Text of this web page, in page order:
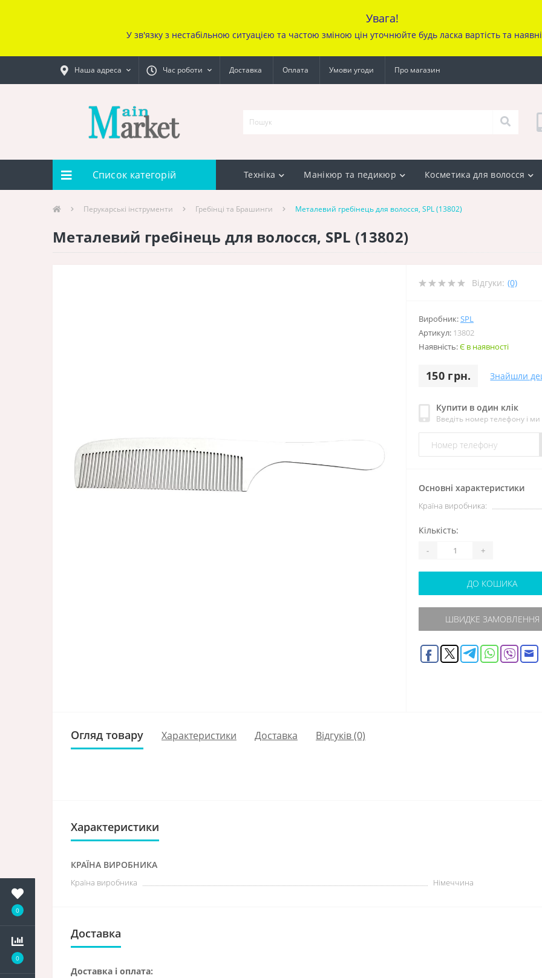
0
0
Увага!
У зв'язку з нестабільною ситуацією та частою зміною цін уточнюйте будь ласка вартість та
Наша адреса Час роботи Доставка Оплата Умови угоди Про магазин
Список категорій Техніка Манікюр та педикюр Косметика для волосся
Перукарcькі інструменти Гребінці та Брашинги Металевий гребінець для волосся, SPL (13802)
Металевий гребінець для волосся, SPL (13802)
Відгуки: (0)
Виробник:SPL
Артикул: 13802
Наявність:Є в наявності
150 грн. Знайшли
Купити в один клік
Введіть номер телефону і
Основні характеристики
Країна виробника:
Кількість:
- +
ДО КОШИКА
ШВИДКЕ ЗАМОВЛЕННЯ
Огляд товару Характеристики Доставка Відгуків (0)
Характеристики
КРАЇНА ВИРОБНИКА
Країна виробника Німеччина
Доставка
Доставка і оплата: